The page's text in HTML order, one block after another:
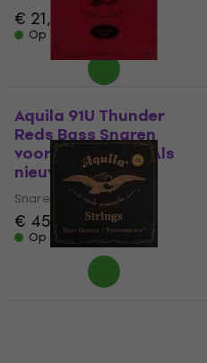
€ 21,20 € 22,40
Op voorraad
Aquila 91U Thunder
Reds Bass Snaren
voor bas ukelele (Als
nieuw)
Snaren voor bas ukelele
€ 45,10 € 46,70
Op voorraad